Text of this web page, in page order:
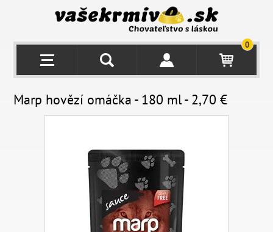
0
Marp hovězí omáčka - 180 ml - 2,70 €